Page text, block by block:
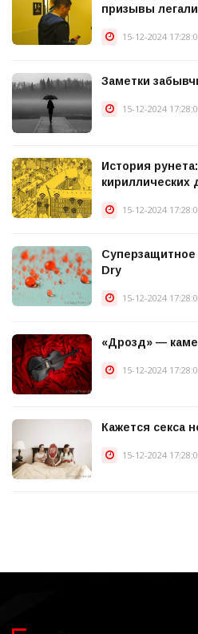
призывы
15-12-2024
Заметки
15-12-2024
История
кириллических
15-12-2024
Dry
15-12-2024
«Дрозд» —
15-12-2024
Кажется секса
15-12-2024